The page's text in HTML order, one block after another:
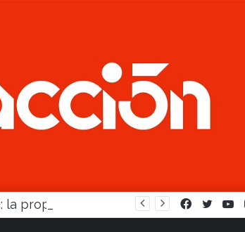
Facebook